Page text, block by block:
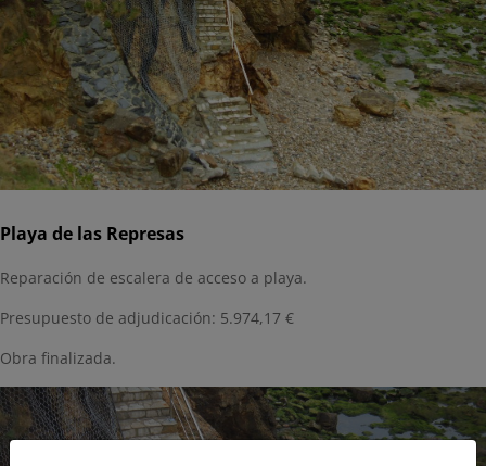
Playa de las Represas
Reparación de escalera de acceso a playa.
Presupuesto de adjudicación: 5.974,17 €
Obra finalizada.